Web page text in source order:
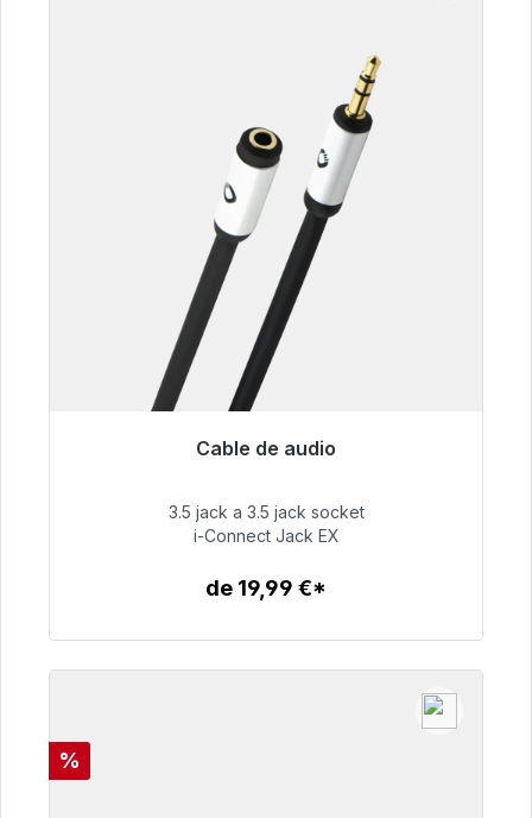
Cable de audio
Listo para envío inmediato, plazo de entrega
51,99 €
3.5 jack a 3.5 jack socket
i-Connect Jack EX
de 19,99 €*
Descuento
%